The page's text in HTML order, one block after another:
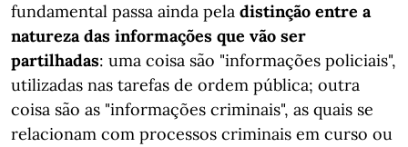
fundamental passa ainda pela distinção entre a
natureza das informações que vão ser
partilhadas: uma coisa são "informações policiais",
utilizadas nas tarefas de ordem pública; outra
coisa são as "informações criminais", as quais se
relacionam com processos criminais em curso ou